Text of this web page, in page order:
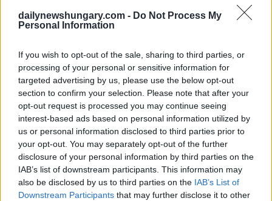
dailynewshungary.com - Do Not Process My
Personal Information
If you wish to opt-out of the sale, sharing to third parties, or
processing of your personal or sensitive information for
targeted advertising by us, please use the below opt-out
section to confirm your selection. Please note that after your
opt-out request is processed you may continue seeing
interest-based ads based on personal information utilized by
us or personal information disclosed to third parties prior to
your opt-out. You may separately opt-out of the further
disclosure of your personal information by third parties on the
IAB’s list of downstream participants. This information may
also be disclosed by us to third parties on the IAB’s List of
Downstream Participants that may further disclose it to other
ferroviario “sicuro e moderno”, come riportato daTelex.
elementi non sono stati costruiti secondo i piani originali. Ciò
solleva serie preoccupazioni sulla trasparenza e sulla qualità
del progetto.
Complicazioni transfrontaliere
La situazione è ulteriormente complicata dal fatto che la linea
ferroviaria fa parte di un progetto internazionale. Secondo la
parte serba, gli sviluppi sulla loro sezione sono stati
completati, mentre rimangono problemi sul lato ungherese.
Tuttavia, questo spostamento reciproco di responsabilità non
spiega cosa abbia causato l’incidente specifico.